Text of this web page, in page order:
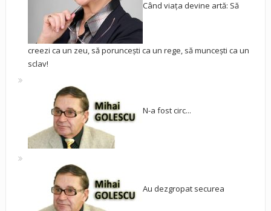
Când viața devine artă: Să
creezi ca un zeu, să poruncești ca un rege, să muncești ca un
sclav!
N-a fost circ...
Au dezgropat securea